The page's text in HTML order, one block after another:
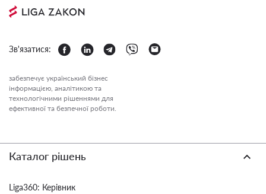
Зв'язатися:
забезпечує український бізнес
інформацією, аналітикою та
технологічними рішеннями для
ефективної та безпечної роботи.
Каталог рішень
Liga360: Керівник